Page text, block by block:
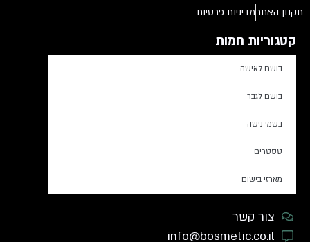
תקנון האתרמדיניות פרטיות
קטגוריות חמות
בושם לאישה
בושם לגבר
בשמי נישה
טסטרים
מארזי בישום
צור קשר
info@bosmetic.co.il